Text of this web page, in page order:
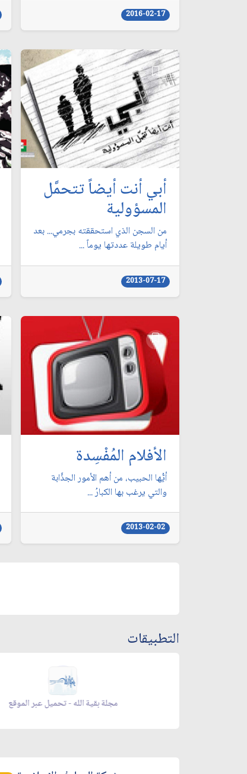
2016-02-17
أبي أنت أيضاً تتحمَّل
المسؤولية
من السجن الذي استحققته بجرمي... بعد
أيام طويلة عددتها يوماً ...
2013-07-17
الأفلام المُفْسِدة
أيُّها الحبيب، من أهم الأمور الجذَّابة
والتي يرغب بها الكبارُ ...
2013-02-02
التطبيقات
زاد شهر رمضان - تحميل عبر الموقع